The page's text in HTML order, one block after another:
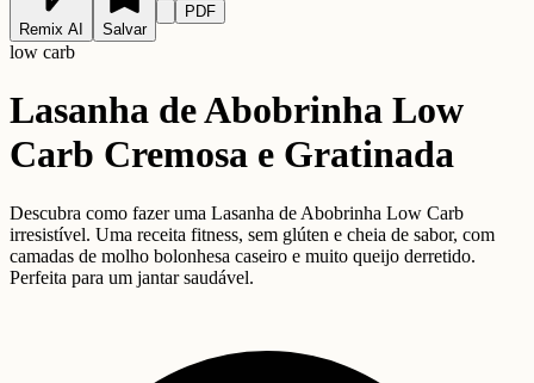
Remix AI Salvar
PDF
low carb
Lasanha de Abobrinha Low
Carb Cremosa e Gratinada
Descubra como fazer uma Lasanha de Abobrinha Low Carb
irresistível. Uma receita fitness, sem glúten e cheia de sabor, com
camadas de molho bolonhesa caseiro e muito queijo derretido.
Perfeita para um jantar saudável.